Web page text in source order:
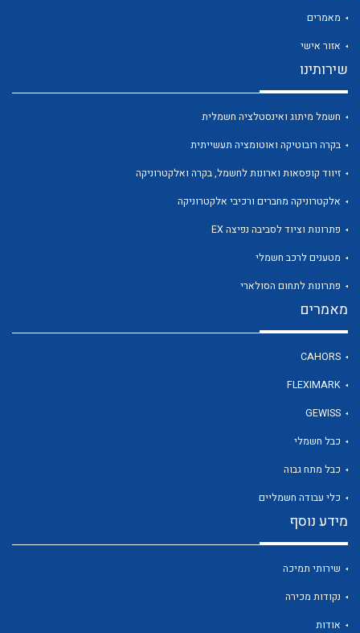
לכל מוצרי היצרן
מאמרים
אזור אישי
שירותינו
חשמל מיתוג ואינסטלציה חשמלית
בקרה רובוטיקה ואוטומציה תעשייתית
זיווד קופסאות וארונות לחשמל, בקרה ואלקטרוניקה
אלקטרוניקה מחברים ורכיבי אלקטרוניקה
פתרונות וציוד לסביבה נפיצה EX
מטענים לרכב חשמלי
פתרונות לתחום הסולארי
מאמרים
CAHORS
FLEXIMARK
GEWISS
כבל חשמלי
כבל מתח גבוה
כלי עבודה חשמליים
מידע נוסף
שירותי תמיכה
נקודות מכירה
אודות